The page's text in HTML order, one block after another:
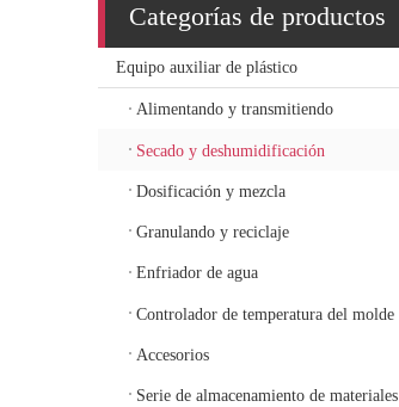
Categorías de productos
Equipo auxiliar de plástico
Alimentando y transmitiendo
Secado y deshumidificación
Dosificación y mezcla
Granulando y reciclaje
Enfriador de agua
Controlador de temperatura del molde
Accesorios
Serie de almacenamiento de materiales